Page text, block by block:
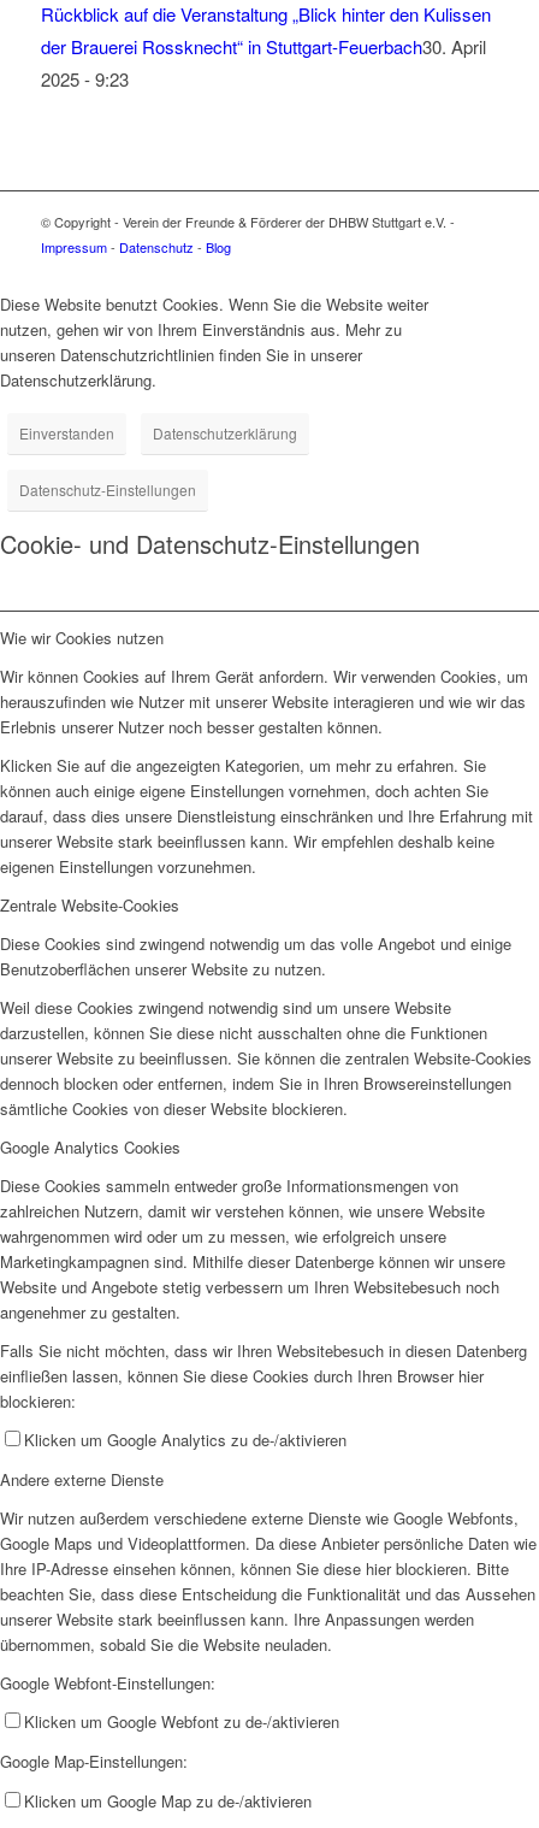
Rückblick auf die Veranstaltung „Blick hinter den Kulissen
der Brauerei Rossknecht“ in Stuttgart-Feuerbach30. April
2025 - 9:23
© Copyright - Verein der Freunde & Förderer der DHBW Stuttgart e.V. -
Impressum- Datenschutz - Blog
Diese Website benutzt Cookies. Wenn Sie die Website weiter
nutzen, gehen wir von Ihrem Einverständnis aus. Mehr zu
unseren Datenschutzrichtlinien finden Sie in unserer
Datenschutzerklärung.
Einverstanden Datenschutzerklärung
Datenschutz-Einstellungen
Cookie- und Datenschutz-Einstellungen
Wie wir Cookies nutzen
Wir können Cookies auf Ihrem Gerät anfordern. Wir verwenden Cookies, um
herauszufinden wie Nutzer mit unserer Website interagieren und wie wir das
Erlebnis unserer Nutzer noch besser gestalten können.
Klicken Sie auf die angezeigten Kategorien, um mehr zu erfahren. Sie
können auch einige eigene Einstellungen vornehmen, doch achten Sie
darauf, dass dies unsere Dienstleistung einschränken und Ihre Erfahrung mit
unserer Website stark beeinflussen kann. Wir empfehlen deshalb keine
eigenen Einstellungen vorzunehmen.
Zentrale Website-Cookies
Diese Cookies sind zwingend notwendig um das volle Angebot und einige
Benutzoberflächen unserer Website zu nutzen.
Weil diese Cookies zwingend notwendig sind um unsere Website
darzustellen, können Sie diese nicht ausschalten ohne die Funktionen
unserer Website zu beeinflussen. Sie können die zentralen Website-Cookies
dennoch blocken oder entfernen, indem Sie in Ihren Browsereinstellungen
sämtliche Cookies von dieser Website blockieren.
Google Analytics Cookies
Diese Cookies sammeln entweder große Informationsmengen von
zahlreichen Nutzern, damit wir verstehen können, wie unsere Website
wahrgenommen wird oder um zu messen, wie erfolgreich unsere
Marketingkampagnen sind. Mithilfe dieser Datenberge können wir unsere
Website und Angebote stetig verbessern um Ihren Websitebesuch noch
angenehmer zu gestalten.
Falls Sie nicht möchten, dass wir Ihren Websitebesuch in diesen Datenberg
einfließen lassen, können Sie diese Cookies durch Ihren Browser hier
blockieren:
Klicken um Google Analytics zu de-/aktivieren
Andere externe Dienste
Wir nutzen außerdem verschiedene externe Dienste wie Google Webfonts,
Google Maps und Videoplattformen. Da diese Anbieter persönliche Daten wie
Ihre IP-Adresse einsehen können, können Sie diese hier blockieren. Bitte
beachten Sie, dass diese Entscheidung die Funktionalität und das Aussehen
unserer Website stark beeinflussen kann. Ihre Anpassungen werden
übernommen, sobald Sie die Website neuladen.
Google Webfont-Einstellungen:
Klicken um Google Webfont zu de-/aktivieren
Google Map-Einstellungen:
Klicken um Google Map zu de-/aktivieren